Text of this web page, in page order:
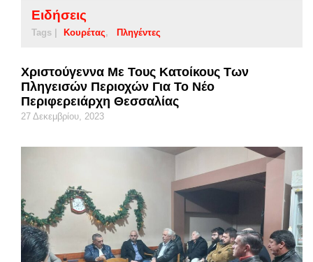
Ειδήσεις
Tags | Κουρέτας Πληγέντες
Χριστούγεννα Με Τους Κατοίκους Των
Πληγεισών Περιοχών Για Το Νέο
Περιφερειάρχη Θεσσαλίας
27 Δεκεμβρίου, 2023